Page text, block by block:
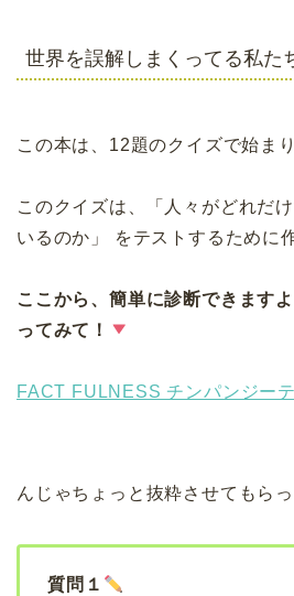
世界を誤解しまくってる私た
この本は、12題のクイズで始まり
このクイズは、「人々がどれだ
いるのか」 をテストするために
ここから、簡単に診断できます
ってみて！
FACT FULNESS チンパンジー
んじゃちょっと抜粋させてもらっ
質問１